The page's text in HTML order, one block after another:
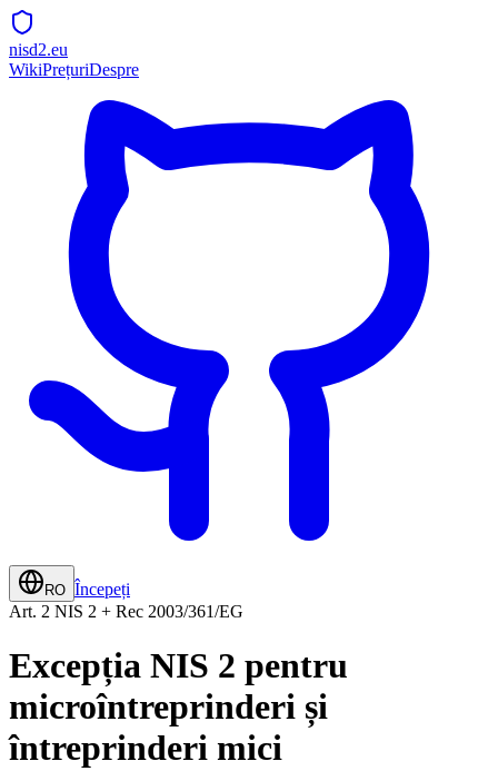
nisd2.eu
WikiPrețuriDespre
RO Începeți
Art. 2 NIS 2 + Rec 2003/361/EG
Excepția NIS 2 pentru
microîntreprinderi și
întreprinderi mici